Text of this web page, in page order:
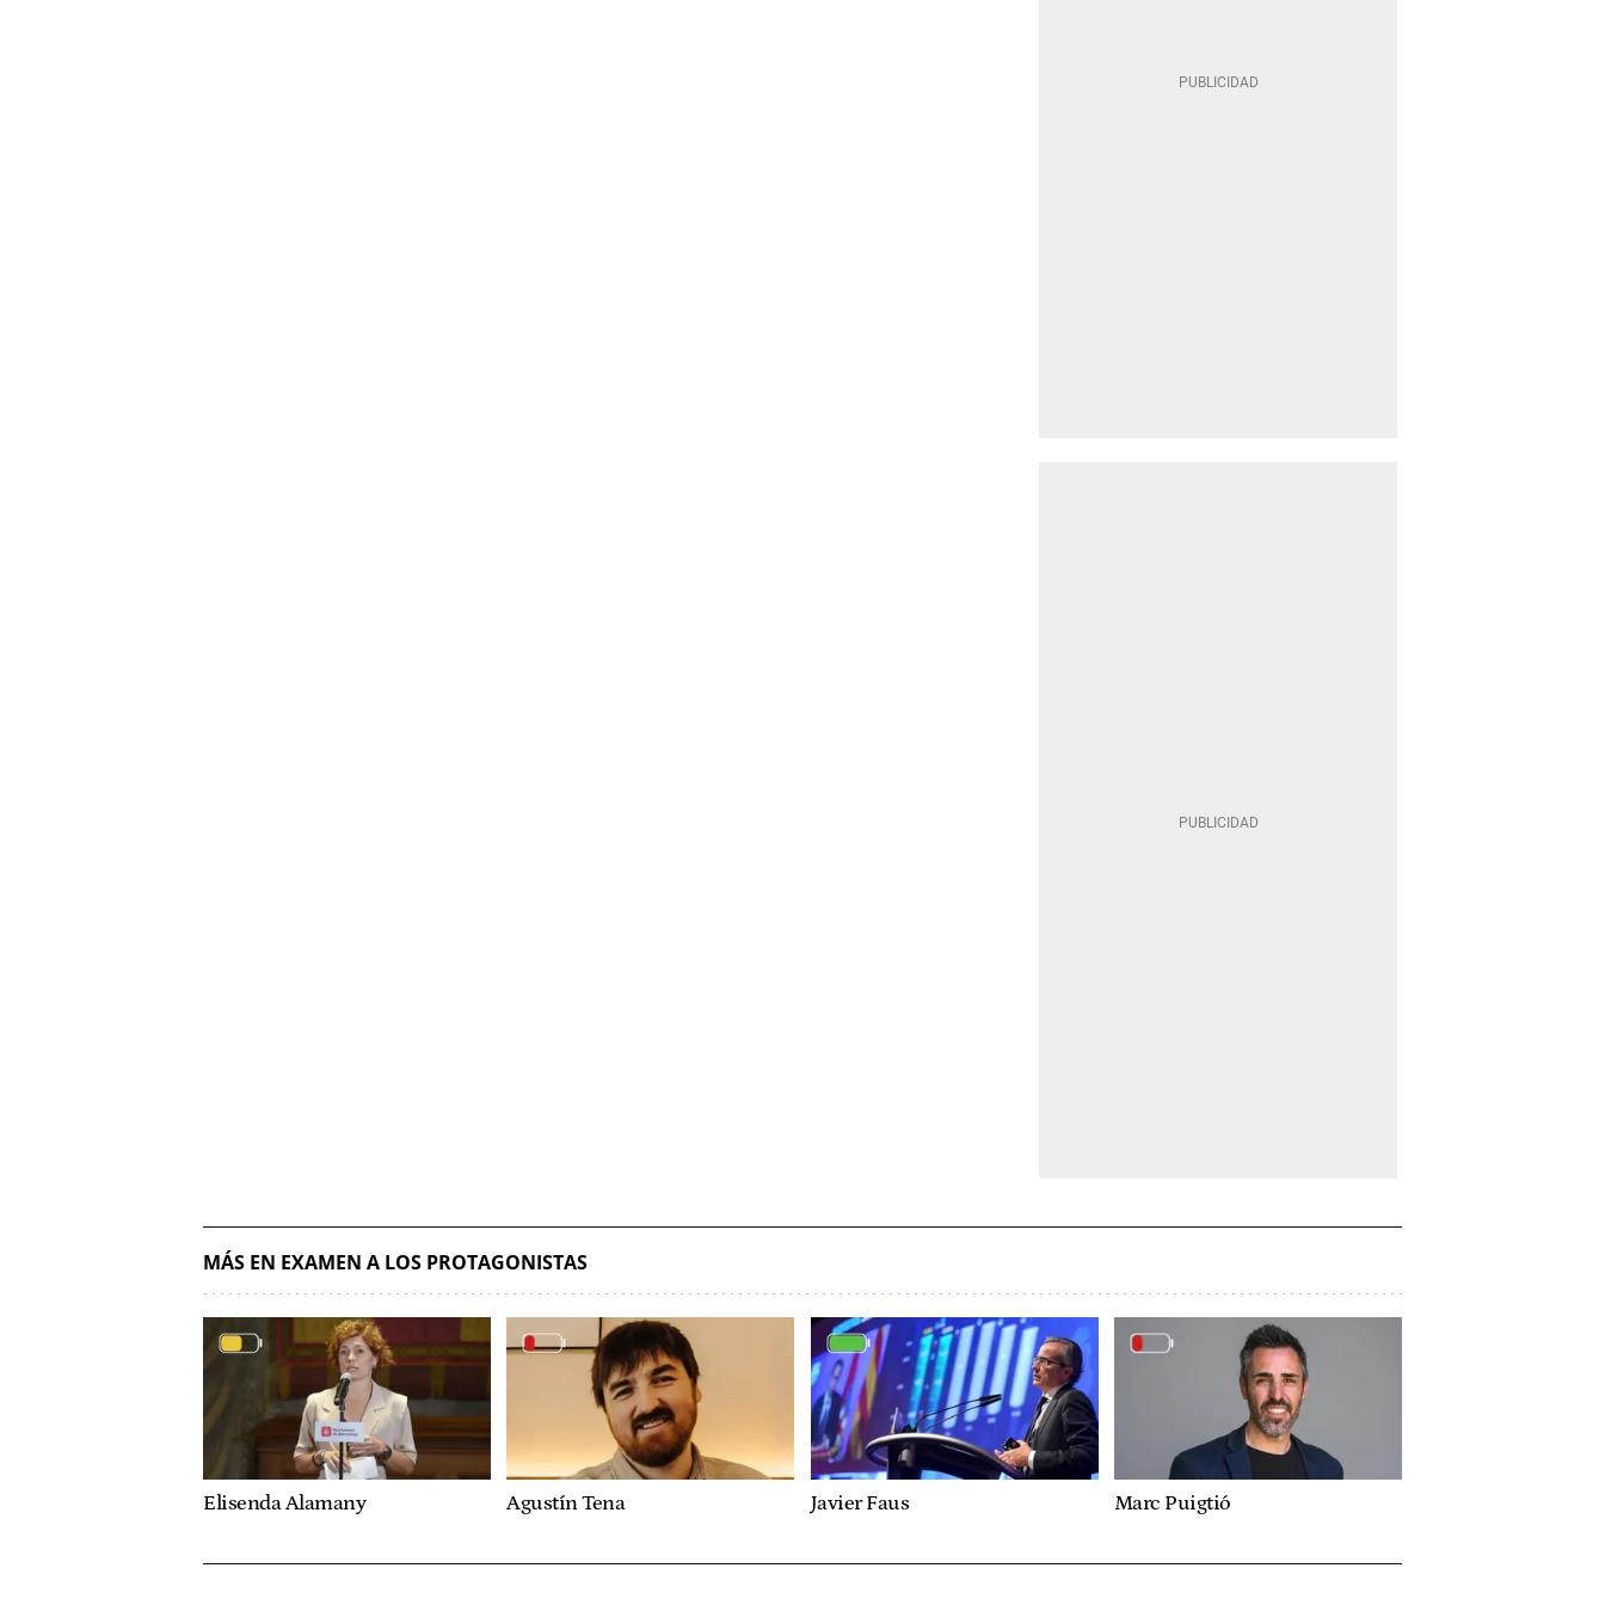
MÁS EN EXAMEN A LOS PROTAGONISTAS
Elisenda Alamany Agustín Tena Javier Faus Marc Puigtió